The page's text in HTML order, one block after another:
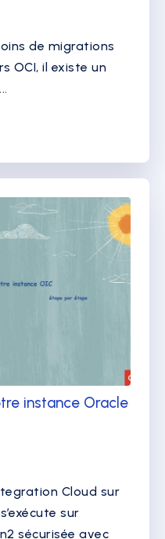
de migrations
OCI, il existe un
instance Oracle
Cloud sur
sur
sécurisée avec